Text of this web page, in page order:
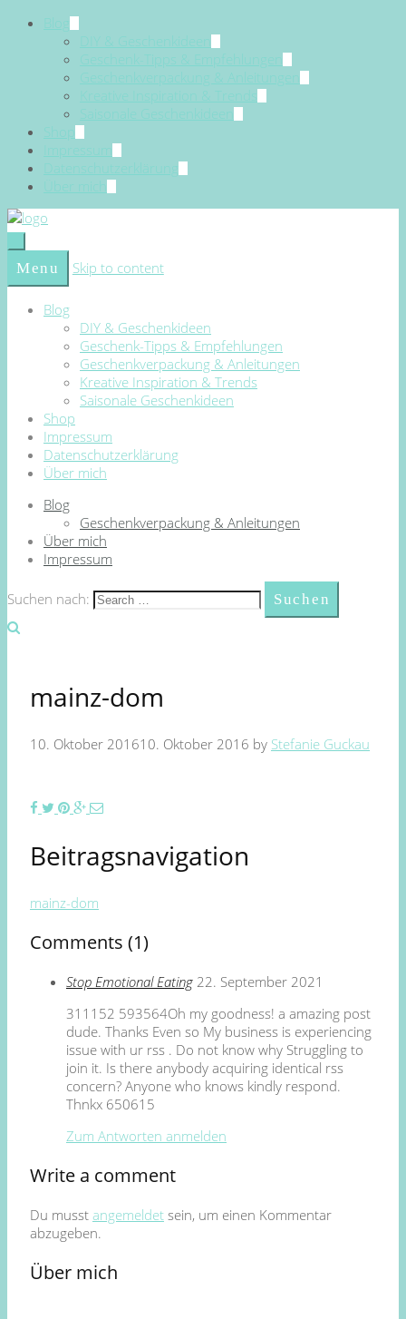
Blog
DIY & Geschenkideen
Geschenk-Tipps & Empfehlungen
Geschenkverpackung & Anleitungen
Kreative Inspiration & Trends
Saisonale Geschenkideen
Shop
Impressum
Datenschutzerklärung
Über mich
Menu Skip to content
Blog
DIY & Geschenkideen
Geschenk-Tipps & Empfehlungen
Geschenkverpackung & Anleitungen
Kreative Inspiration & Trends
Saisonale Geschenkideen
Shop
Impressum
Datenschutzerklärung
Über mich
Blog
Geschenkverpackung & Anleitungen
Über mich
Impressum
Suchen nach:
mainz-dom
10. Oktober 201610. Oktober 2016 by Stefanie Guckau
Beitragsnavigation
mainz-dom
Comments (1)
Stop Emotional Eating 22. September 2021
311152 593564Oh my goodness! a amazing post
dude. Thanks Even so My business is experiencing
issue with ur rss . Do not know why Struggling to
join it. Is there anybody acquiring identical rss
concern? Anyone who knows kindly respond.
Thnkx 650615
Zum Antworten anmelden
Write a comment
Du musst angemeldet sein, um einen Kommentar
abzugeben.
Über mich